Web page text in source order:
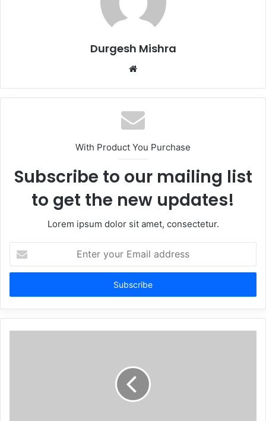
Durgesh Mishra
Website
With Product You Purchase
Subscribe to our mailing list
to get the new updates!
Lorem ipsum dolor sit amet, consectetur.
Enter
your
Email